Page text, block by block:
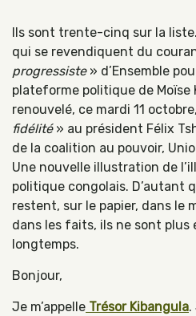
Ils sont trente-cinq sur la
qui se revendiquent du
progressiste» d’Ensemble
plateforme politique de Moïse
renouvelé, ce mardi 11
fidélité» au président Félix
de la coalition au pouvoir,
Une nouvelle illustration de
politique congolais. D’autant
restent, sur le papier, dans le
dans les faits, ils ne sont plus
longtemps.
Bonjour,
Je m’appelle Trésor Kibangula.